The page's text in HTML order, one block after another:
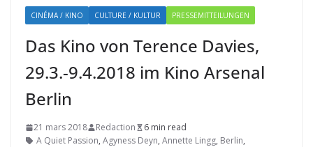
CINÉMA / KINO CULTURE / KULTUR PRESSEMITTEILUNGEN
Das Kino von Terence Davies,
29.3.-9.4.2018 im Kino Arsenal
Berlin
21 mars 2018 Redaction
6 min read
A Quiet Passion, Agyness Deyn, Annette Lingg, Berlin,